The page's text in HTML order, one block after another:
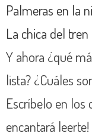
Palmeras en la
La chica del tren
Y ahora ¿qué
lista? ¿Cuáles
Escríbelo en los
encantará leerte!